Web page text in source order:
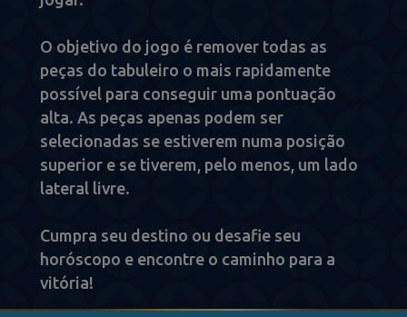
O objetivo do jogo é remover todas as
peças do tabuleiro o mais rapidamente
possível para conseguir uma pontuação
alta. As peças apenas podem ser
selecionadas se estiverem numa posição
superior e se tiverem, pelo menos, um lado
lateral livre.
Cumpra seu destino ou desafie seu
horóscopo e encontre o caminho para a
vitória!